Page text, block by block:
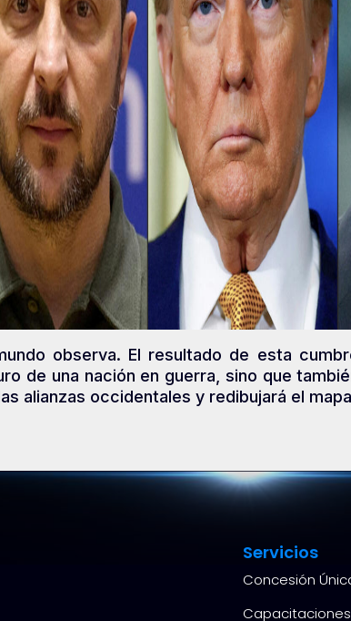
observa. El resultado de esta
de una nación en guerra, sino que
alianzas occidentales y redibujará el
Servicios
Concesión